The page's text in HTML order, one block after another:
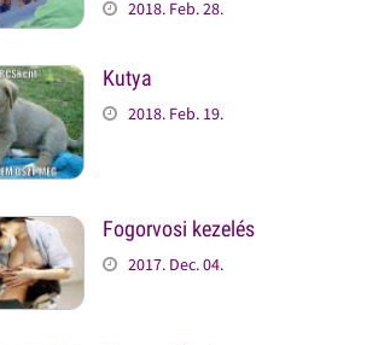
2018. Feb. 28.
Kutya
2018. Feb. 19.
Fogorvosi kezelés
2017. Dec. 04.